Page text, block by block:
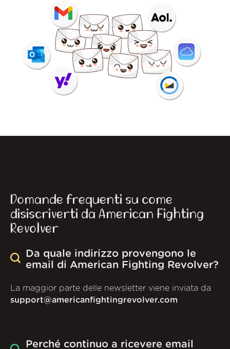
Domande frequenti su come
disiscriverti da American Fighting
Revolver
Da quale indirizzo provengono le
email di American Fighting Revolver?
La maggior parte delle newsletter viene inviata da
support@americanfightingrevolver.com
Perché continuo a ricevere email